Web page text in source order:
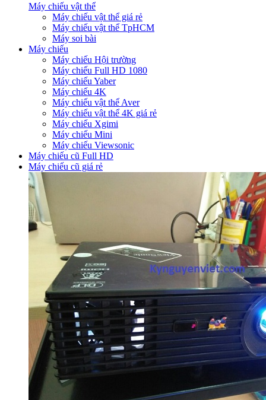
Máy chiếu vật thể
Máy chiếu vật thể giá rẻ
Máy chiếu vật thể TpHCM
Máy soi bài
Máy chiếu
Máy chiếu Hội trường
Máy chiếu Full HD 1080
Máy chiếu Yaber
Máy chiếu 4K
Máy chiếu vật thể Aver
Máy chiếu vật thể 4K giá rẻ
Máy chiếu Xgimi
Máy chiếu Mini
Máy chiếu Viewsonic
Máy chiếu cũ Full HD
Máy chiếu cũ giá rẻ